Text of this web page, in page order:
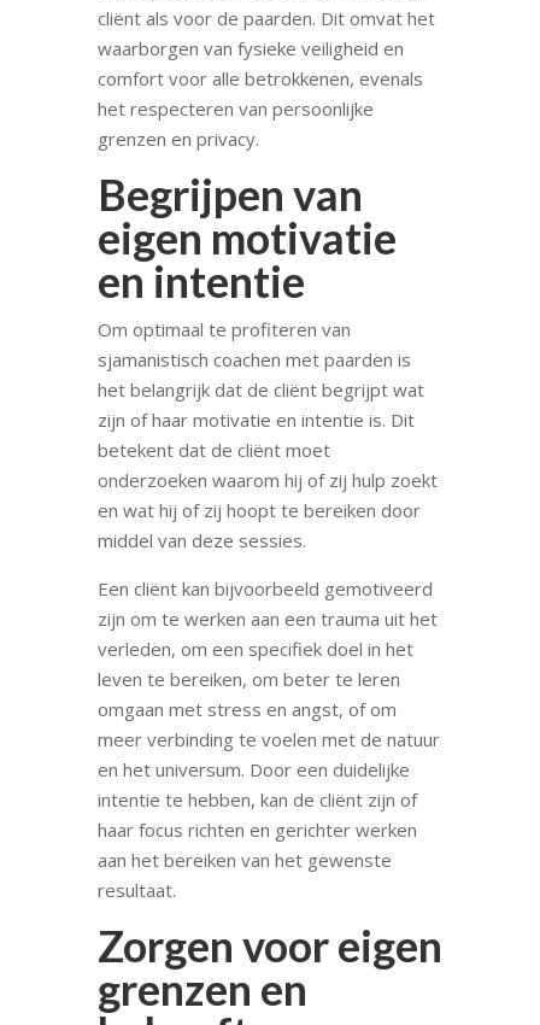
cliënt als voor de paarden. Dit omvat het
waarborgen van fysieke veiligheid en
comfort voor alle betrokkenen, evenals
het respecteren van persoonlijke
grenzen en privacy.
Begrijpen van
eigen motivatie
en intentie
Om optimaal te profiteren van
sjamanistisch coachen met paarden is
het belangrijk dat de cliënt begrijpt wat
zijn of haar motivatie en intentie is. Dit
betekent dat de cliënt moet
onderzoeken waarom hij of zij hulp zoekt
en wat hij of zij hoopt te bereiken door
middel van deze sessies.
Een cliënt kan bijvoorbeeld gemotiveerd
zijn om te werken aan een trauma uit het
verleden, om een specifiek doel in het
leven te bereiken, om beter te leren
omgaan met stress en angst, of om
meer verbinding te voelen met de natuur
en het universum. Door een duidelijke
intentie te hebben, kan de cliënt zijn of
haar focus richten en gerichter werken
aan het bereiken van het gewenste
resultaat.
Zorgen voor eigen
grenzen en